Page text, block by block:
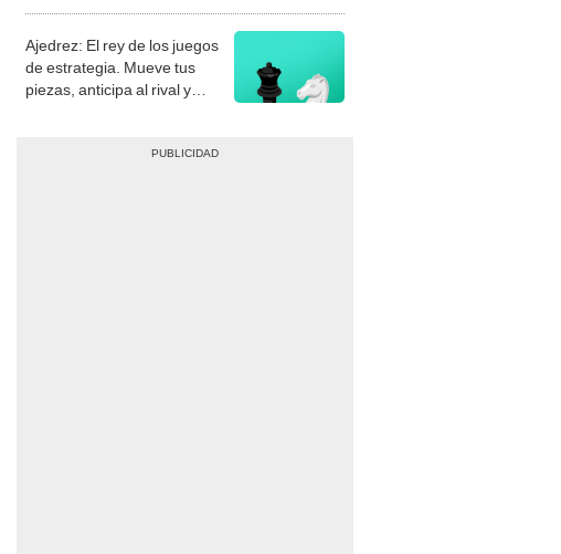
Ajedrez: El rey de los juegos
de estrategia. Mueve tus
piezas, anticipa al rival y